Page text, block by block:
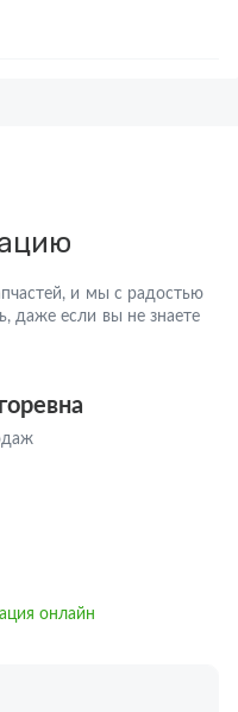
и мы с радостью
даже если вы не знаете
онлайн